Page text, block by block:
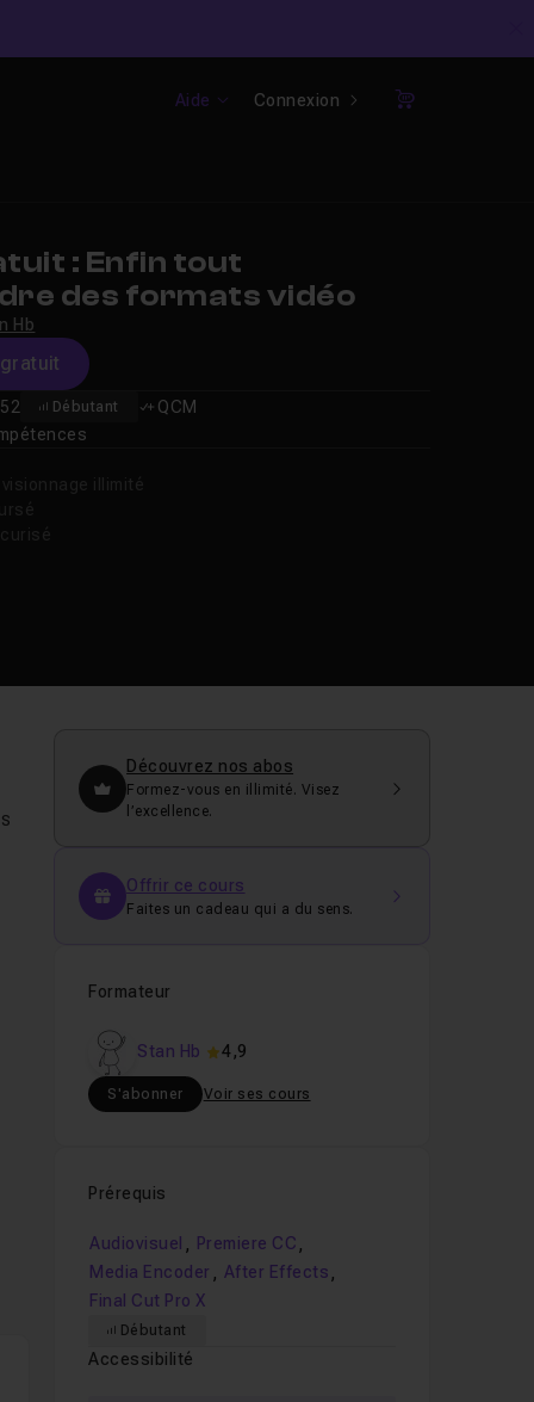
Aide Connexion
Panier
: Enfin tout
des formats vidéo
Hb
Débutant
QCM
Découvrez nos abos
Formez-vous en illimité. Visez
l’excellence.
Offrir ce cours
Faites un cadeau qui a du sens.
Formateur
Stan Hb 4,9
S'abonner Voir ses cours
Prérequis
Audiovisuel , Premiere CC ,
Media Encoder , After Effects ,
Final Cut Pro X
Débutant
Accessibilité